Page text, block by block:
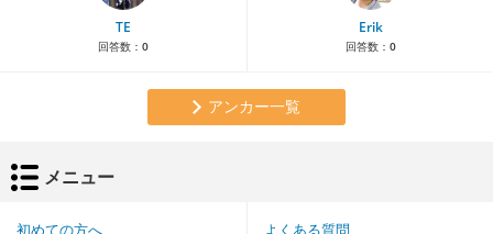
TE
回答数： 0
Erik
回答数： 0
アンカー一覧
メニュー
初めての方へ よくある質問